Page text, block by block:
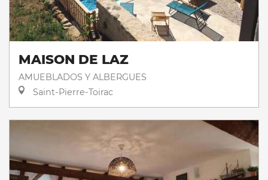
MAISON DE LAZ
AMUEBLADOS Y ALBERGUES
Saint-Pierre-Toirac